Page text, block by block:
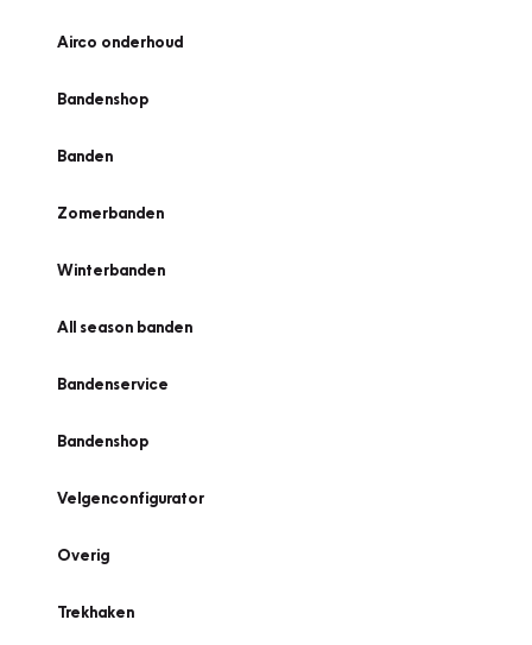
Airco onderhoud
Bandenshop
Banden
Zomerbanden
Winterbanden
All season banden
Bandenservice
Bandenshop
Velgenconfigurator
Overig
Trekhaken